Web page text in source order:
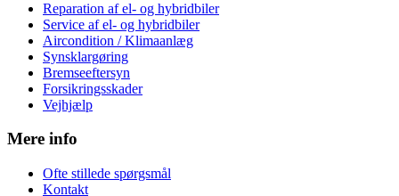
Reparation af el- og hybridbiler
Service af el- og hybridbiler
Aircondition / Klimaanlæg
Synsklargøring
Bremseeftersyn
Forsikringsskader
Vejhjælp
Mere info
Ofte stillede spørgsmål
Kontakt